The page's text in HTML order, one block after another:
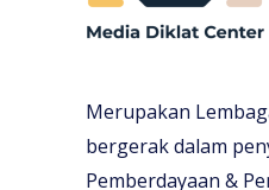
Merupakan
bergerak dalam
Pemberdayaan &